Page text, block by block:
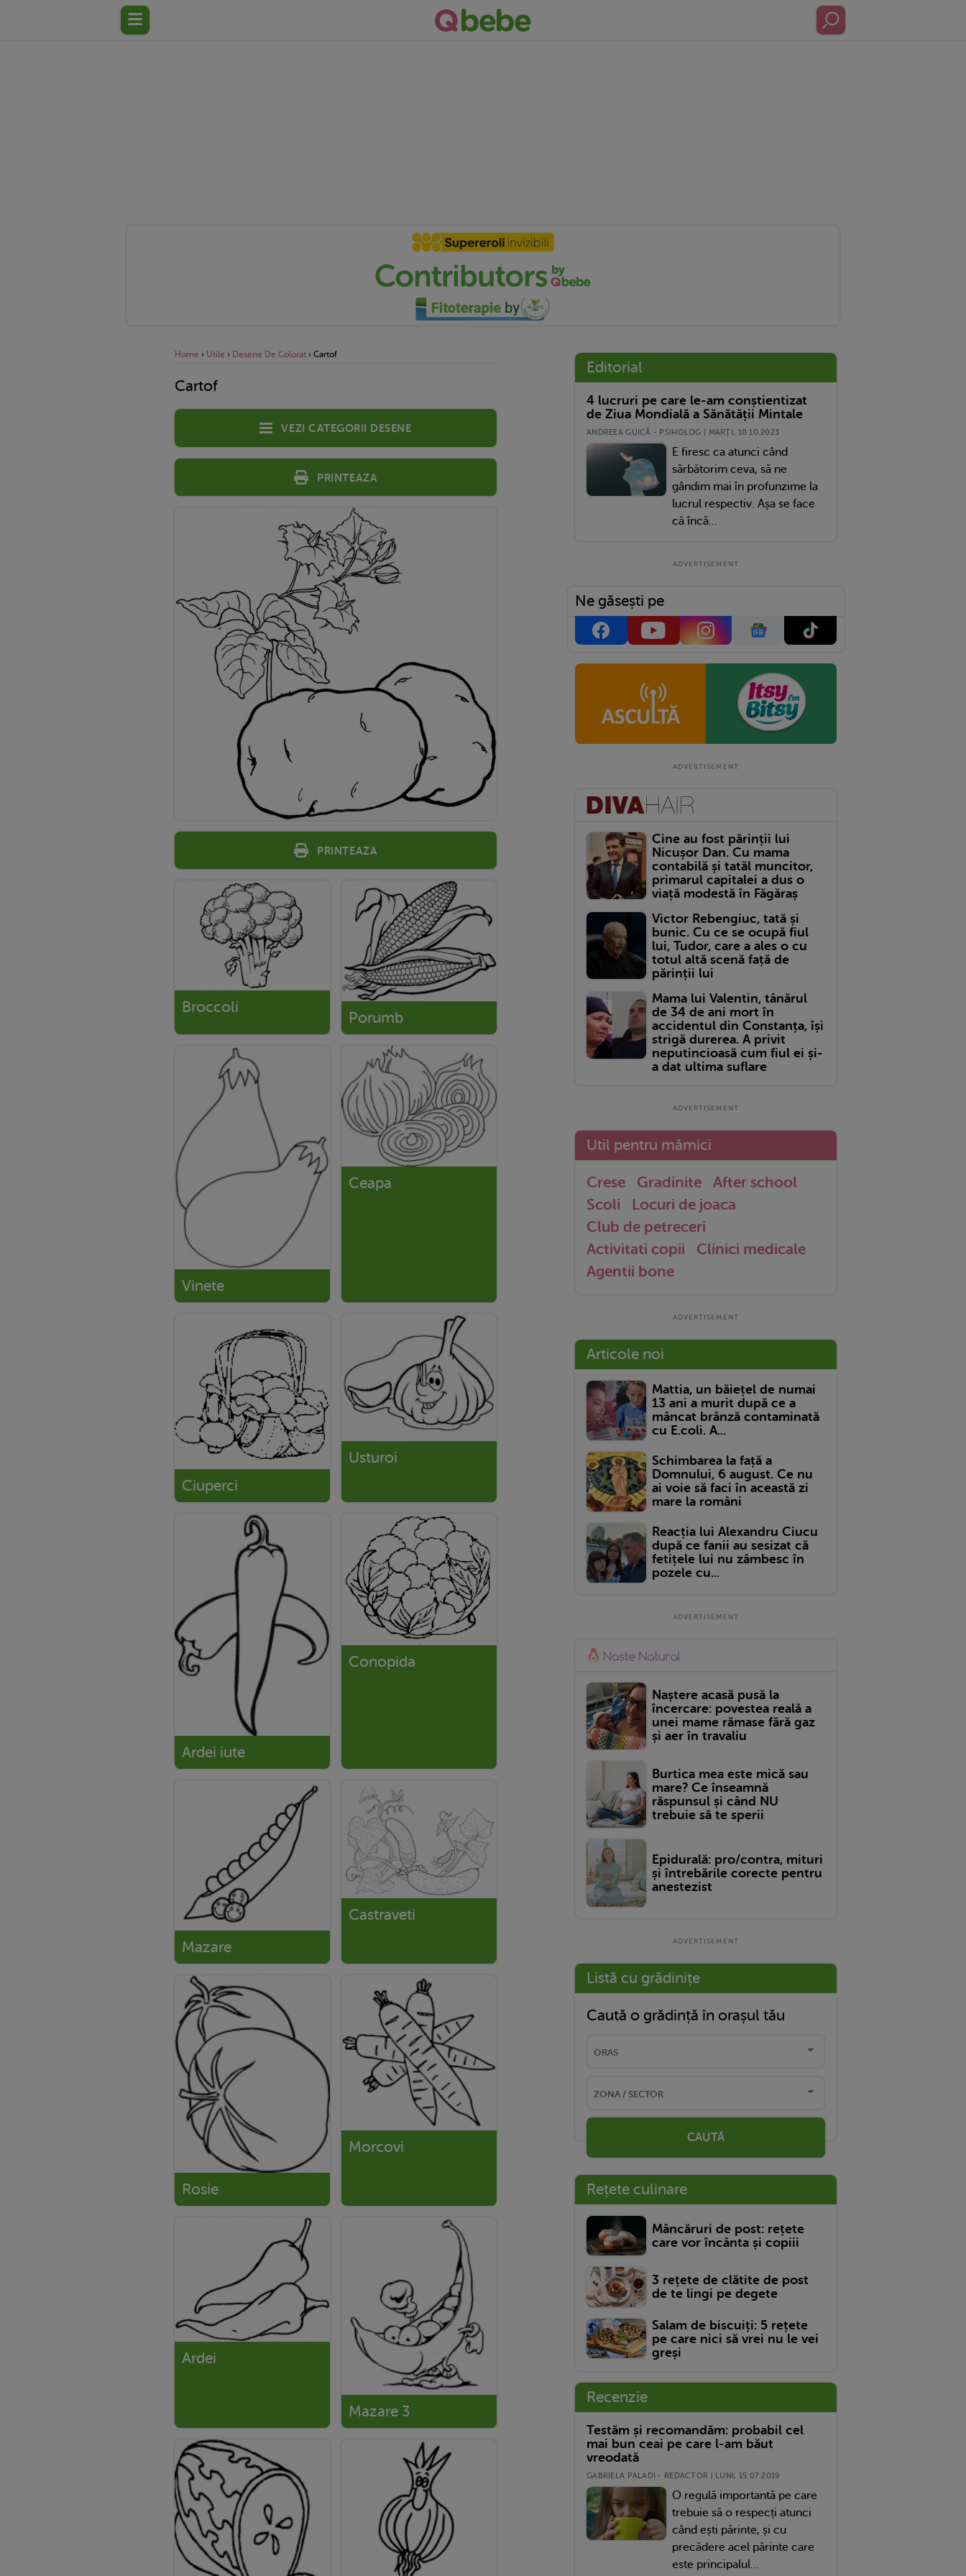
Home › Utile › Desene De Colorat › Cartof
Cartof
Vezi categorii desene
Printeaza
Printeaza
Broccoli
Porumb
Vinete
Ceapa
Ciuperci
Usturoi
Ardei iute
Conopida
Mazare
Castraveti
Rosie
Morcovi
Ardei
Mazare 3
Editorial
4 lucruri pe care le-am conștientizat
de Ziua Mondială a Sănătății Mintale
ANDREEA GUICĂ - PSIHOLOG | MARŢI, 10.10.2023
E firesc ca atunci când
sărbătorim ceva, să ne
gândim mai în profunzime la
lucrul respectiv. Așa se face
că încă...
Ne găsești pe
Cine au fost părinții lui
Nicușor Dan. Cu mama
contabilă și tatăl muncitor,
primarul capitalei a dus o
viață modestă în Făgăraș
Victor Rebengiuc, tată și
bunic. Cu ce se ocupă fiul
lui, Tudor, care a ales o cu
totul altă scenă față de
părinții lui
Mama lui Valentin, tânărul
de 34 de ani mort în
accidentul din Constanța, își
strigă durerea. A privit
neputincioasă cum fiul ei și-
a dat ultima suflare
Util pentru mămici
Crese Gradinite
After school
Scoli
Locuri de joaca
Club de petreceri
Activitati copii
Clinici medicale
Agentii bone
Articole noi
Mattia, un băiețel de numai
13 ani a murit după ce a
mâncat brânză contaminată
cu E.coli. A...
Schimbarea la față a
Domnului, 6 august. Ce nu
ai voie să faci în această zi
mare la români
Reacția lui Alexandru Ciucu
după ce fanii au sesizat că
fetițele lui nu zâmbesc în
pozele cu...
Naștere acasă pusă la
încercare: povestea reală a
unei mame rămase fără gaz
și aer în travaliu
Burtica mea este mică sau
mare? Ce înseamnă
răspunsul și când NU
trebuie să te sperii
Epidurală: pro/contra, mituri
și întrebările corecte pentru
anestezist
Listă cu grădinițe
Caută o grădință în orașul tău
CAUTĂ
Rețete culinare
Mâncăruri de post: rețete
care vor încânta și copiii
3 rețete de clătite de post
de te lingi pe degete
Salam de biscuiți: 5 rețete
pe care nici să vrei nu le vei
greși
Recenzie
Testăm și recomandăm: probabil cel
mai bun ceai pe care l-am băut
vreodată
GABRIELA PALADI - REDACTOR | LUNI, 15.07.2019
O regulă importantă pe care
trebuie să o respecți atunci
când ești părinte, și cu
precădere acel părinte care
este principalul...